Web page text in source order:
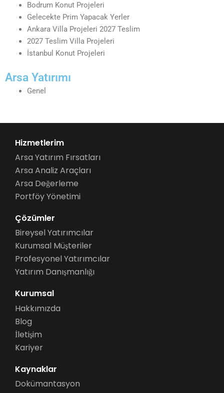
Bodrum Konut Projeleri
Gelecekte Prim Yapacak Yerler
Ankara Villa Projeleri 2027 Teslim
2027 Teslim Villa Projeleri
İstanbul Konut Projeleri
Arsa Yatırımı
Genel
Hizmetlerim
Arsa Yatırım Fırsatları
Arsa Analiz Araçları
Arsa Değerleme
Portföy Yönetimi
Çözümler
Bireysel Yatırımcılar
Kurumsal Müşteriler
Profesyonel Yatırımcılar
Yatırım Danışmanlığı
Kurumsal
Hakkımızda
Blog
İletişim
Kariyer
Kaynaklar
Dokümantasyon